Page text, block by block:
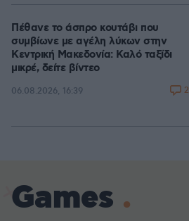
Πέθανε το άσπρο κουτάβι που
συμβίωνε με αγέλη λύκων στην
Κεντρική Μακεδονία: Καλό ταξίδι
μικρέ, δείτε βίντεο
06.08.2026, 16:39
Games